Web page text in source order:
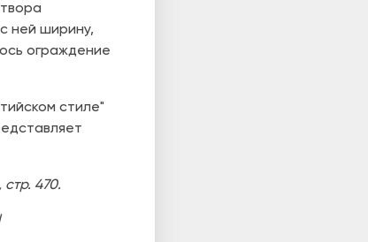
ней ширину,
ограждение
стиле"
470.